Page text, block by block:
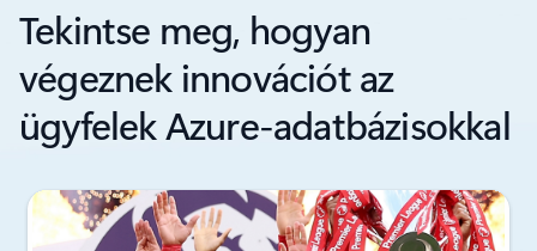
Tekintse meg, hogyan
végeznek innovációt az
ügyfelek Azure-adatbázisokkal
1/6. dia megjelenítése